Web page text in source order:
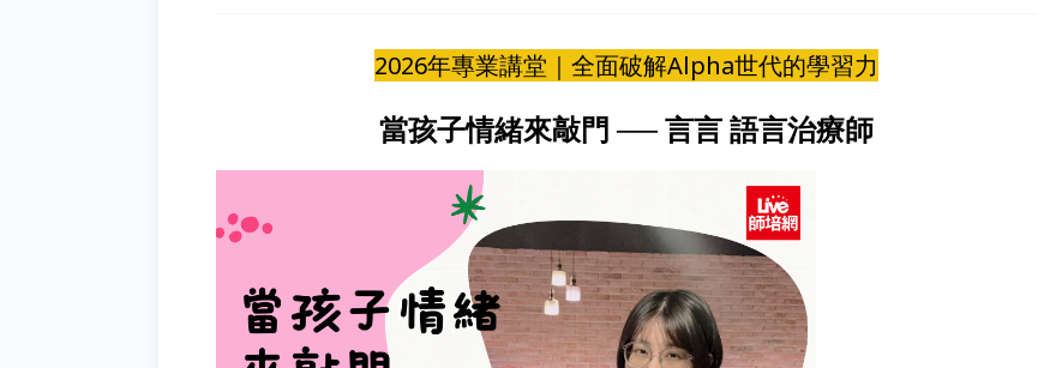
2026年專業講堂｜全面破解Alpha世代的學習力
當孩子情緒來敲門 ── 言言 語言治療師